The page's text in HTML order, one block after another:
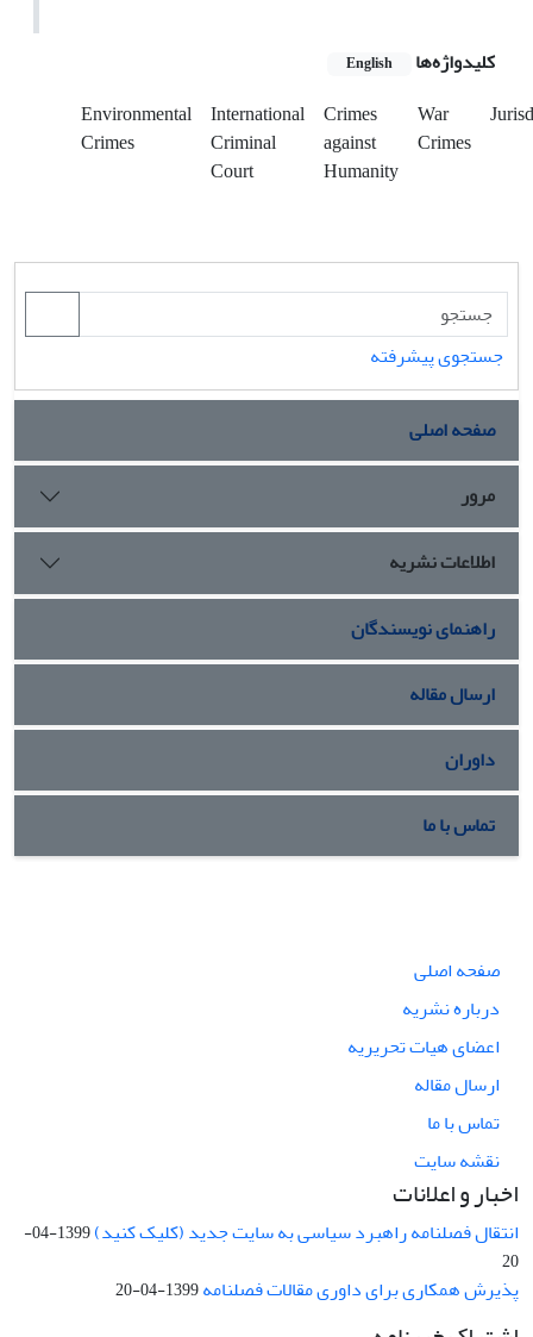
کلیدواژه‌ها English
Environmental
Crimes
International
Criminal
Court
Crimes
against
Humanity
War
Crimes
جستجوی پیشرفته
صفحه اصلی
مرور
اطلاعات نشریه
راهنمای نویسندگان
ارسال مقاله
داوران
تماس با ما
صفحه اصلی
درباره نشریه
اعضای هیات تحریریه
ارسال مقاله
تماس با ما
نقشه سایت
اخبار و اعلانات
انتقال فصلنامه راهبرد سیاسی به سایت جدید (کلیک کنید)
1399-04-
20
پذیرش همکاری برای داوری مقالات فصلنامه1399-04-20